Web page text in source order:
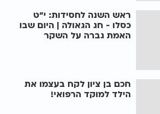
ראש השנה לחסידות: י"ט
כסלו - חג הגאולה | היום שבו
האמת גברה על השקר
חכם בן ציון לקח בעצמו את
הילד למוקד הרפואי!